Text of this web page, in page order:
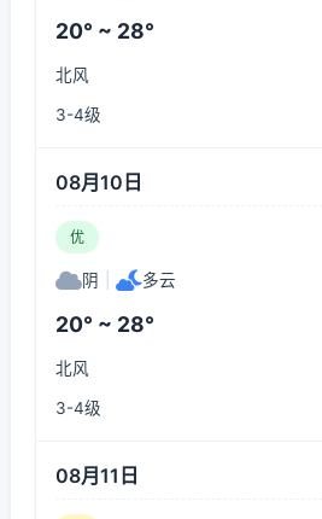
20° ~ 28°
北风
3-4级
08月10日
优
阴 多云
20° ~ 28°
北风
3-4级
08月11日